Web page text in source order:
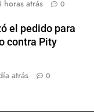
horas atrás 0
el pedido para
contra Pity
atrás 0